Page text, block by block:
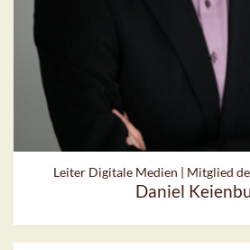
Leiter Digitale Medien | Mitglied
Daniel